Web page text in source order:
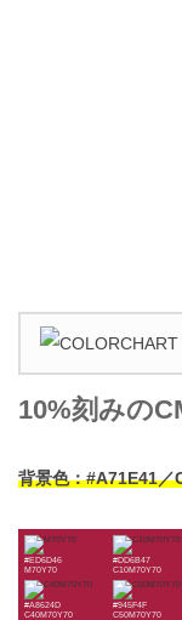
10%刻みの
背景色：#A71E41／
#ED6D46
M70Y70
#DD6B47
C10M70Y70
#A8624D
C40M70Y70
#945F4F
C50M70Y70